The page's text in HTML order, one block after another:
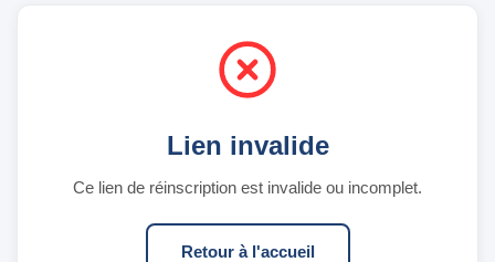
Lien invalide
Ce lien de réinscription est invalide ou incomplet.
Retour à l'accueil